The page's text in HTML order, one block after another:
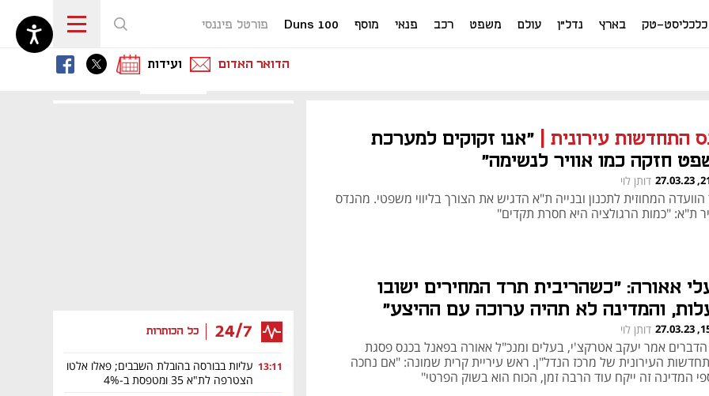
כלכליסט-טק בארץ נדל"ן עולם משפט רכב פנאי מוסף Duns 100 פורטל פיננסי
נפתח בכרטיסייה חדשה
נפתח בכרטיסייה חדשה
ועידות
נפתח בכרטיסייה חדשה
הדואר האדום
24/7 כל הכותרות
13:11 עליות בבורסה בהובלת השבבים; פאלו אלטו
הצטרפה לת"א 35 ומטפסת ב-4%
התחדשות עירונית
"אנו זקוקים למערכת
חזקה כמו אוויר לנשימה"
דותן לוי
הוועדה המחוזית לתכנון ובנייה ת"א הדגיש את הצורך בליווי משפטי. מהנדס
ת"א: "כמות הרגולציה היא חסרת תקדים"
אאורה: "כשהריבית תרד המחירים ישובו
והמדינה לא תהיה ערוכה עם ההיצע"
דותן לוי
אמר יעקב אטרקצ'י, בעלים ומנכ"ל אאורה בפאנל בכנס פסגת
העירונית של מרכז הנדל"ן. ראש עיריית קרית שמונה: "אם נחכה
המדינה זה ייקח עוד הרבה זמן, הכוח הוא בשוק הפרטי"